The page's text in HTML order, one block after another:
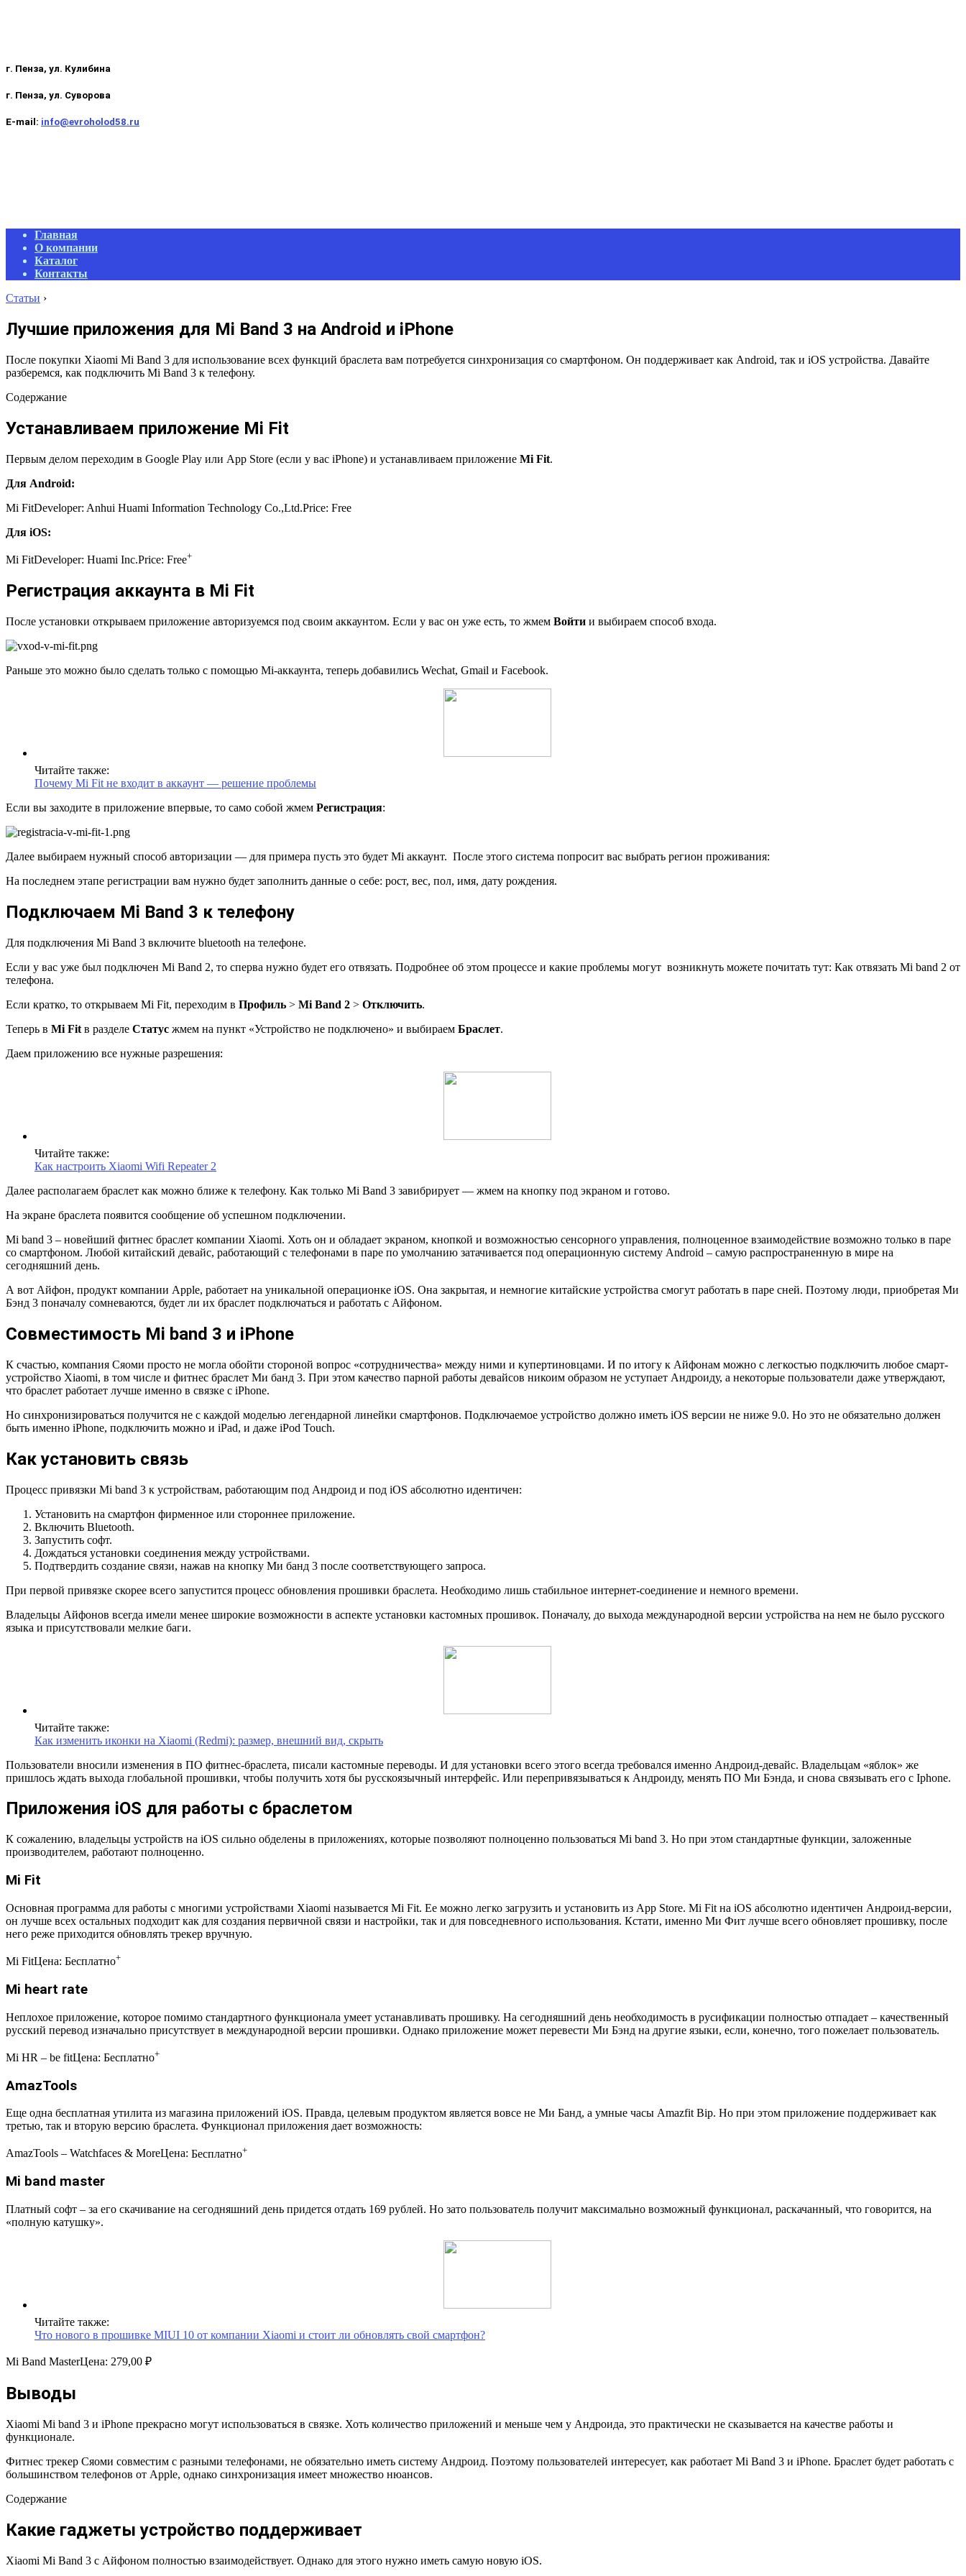
г. Пенза, ул. Кулибина
г. Пенза, ул. Суворова
E-mail: info@evroholod58.ru
Primary
Navigation
Menu
Главная
О компании
Каталог
Контакты
Статьи ›
Лучшие приложения для Mi Band 3 на Android и iPhone
После покупки Xiaomi Mi Band 3 для использование всех функций браслета вам потребуется синхронизация со смартфоном. Он поддерживает как Android, так и iOS устройства. Давайте
разберемся, как подключить Mi Band 3 к телефону.
Содержание
Устанавливаем приложение Mi Fit
Первым делом переходим в Google Play или App Store (если у вас iPhone) и устанавливаем приложение Mi Fit.
Для Android:
Mi FitDeveloper: Anhui Huami Information Technology Co.,Ltd.Price: Free
Для iOS:
‎Mi FitDeveloper: Huami Inc.Price: Free+
Регистрация аккаунта в Mi Fit
После установки открываем приложение авторизуемся под своим аккаунтом. Если у вас он уже есть, то жмем Войти и выбираем способ входа.
Раньше это можно было сделать только с помощью Mi-аккаунта, теперь добавились Wechat, Gmail и Facebook.
Читайте также:
Почему Mi Fit не входит в аккаунт — решение проблемы
Если вы заходите в приложение впервые, то само собой жмем Регистрация:
Далее выбираем нужный способ авторизации — для примера пусть это будет Mi аккаунт. После этого система попросит вас выбрать регион проживания:
На последнем этапе регистрации вам нужно будет заполнить данные о себе: рост, вес, пол, имя, дату рождения.
Подключаем Mi Band 3 к телефону
Для подключения Mi Band 3 включите bluetooth на телефоне.
Если у вас уже был подключен Mi Band 2, то сперва нужно будет его отвязать. Подробнее об этом процессе и какие проблемы могут возникнуть можете почитать тут: Как отвязать Mi band 2 от
телефона.
Если кратко, то открываем Mi Fit, переходим в Профиль > Mi Band 2 > Отключить.
Теперь в Mi Fit в разделе Статус жмем на пункт «Устройство не подключено» и выбираем Браслет.
Даем приложению все нужные разрешения:
Читайте также:
Как настроить Xiaomi Wifi Repeater 2
Далее располагаем браслет как можно ближе к телефону. Как только Mi Band 3 завибрирует — жмем на кнопку под экраном и готово.
На экране браслета появится сообщение об успешном подключении.
Mi band 3 – новейший фитнес браслет компании Xiaomi. Хоть он и обладает экраном, кнопкой и возможностью сенсорного управления, полноценное взаимодействие возможно только в паре
со смартфоном. Любой китайский девайс, работающий с телефонами в паре по умолчанию затачивается под операционную систему Android – самую распространенную в мире на
сегодняшний день.
А вот Айфон, продукт компании Apple, работает на уникальной операционке iOS. Она закрытая, и немногие китайские устройства смогут работать в паре сней. Поэтому люди, приобретая Ми
Бэнд 3 поначалу сомневаются, будет ли их браслет подключаться и работать с Айфоном.
Совместимость Mi band 3 и iPhone
К счастью, компания Сяоми просто не могла обойти стороной вопрос «сотрудничества» между ними и купертиновцами. И по итогу к Айфонам можно с легкостью подключить любое смарт-
устройство Xiaomi, в том числе и фитнес браслет Ми банд 3. При этом качество парной работы девайсов никоим образом не уступает Андроиду, а некоторые пользователи даже утверждают,
что браслет работает лучше именно в связке с iPhone.
Но синхронизироваться получится не с каждой моделью легендарной линейки смартфонов. Подключаемое устройство должно иметь iOS версии не ниже 9.0. Но это не обязательно должен
быть именно iPhone, подключить можно и iPad, и даже iPod Touch.
Как установить связь
Процесс привязки Mi band 3 к устройствам, работающим под Андроид и под iOS абсолютно идентичен:
Установить на смартфон фирменное или стороннее приложение.
Включить Bluetooth.
Запустить софт.
Дождаться установки соединения между устройствами.
Подтвердить создание связи, нажав на кнопку Ми банд 3 после соответствующего запроса.
При первой привязке скорее всего запустится процесс обновления прошивки браслета. Необходимо лишь стабильное интернет-соединение и немного времени.
Владельцы Айфонов всегда имели менее широкие возможности в аспекте установки кастомных прошивок. Поначалу, до выхода международной версии устройства на нем не было русского
языка и присутствовали мелкие баги.
Читайте также:
Как изменить иконки на Xiaomi (Redmi): размер, внешний вид, скрыть
Пользователи вносили изменения в ПО фитнес-браслета, писали кастомные переводы. И для установки всего этого всегда требовался именно Андроид-девайс. Владельцам «яблок» же
пришлось ждать выхода глобальной прошивки, чтобы получить хотя бы русскоязычный интерфейс. Или перепривязываться к Андроиду, менять ПО Ми Бэнда, и снова связывать его с Iphone.
Приложения iOS для работы с браслетом
К сожалению, владельцы устройств на iOS сильно обделены в приложениях, которые позволяют полноценно пользоваться Mi band 3. Но при этом стандартные функции, заложенные
производителем, работают полноценно.
Mi Fit
Основная программа для работы с многими устройствами Xiaomi называется Mi Fit. Ее можно легко загрузить и установить из App Store. Mi Fit на iOS абсолютно идентичен Андроид-версии,
он лучше всех остальных подходит как для создания первичной связи и настройки, так и для повседневного использования. Кстати, именно Ми Фит лучше всего обновляет прошивку, после
него реже приходится обновлять трекер вручную.
‎Mi FitЦена: Бесплатно+
Mi heart rate
Неплохое приложение, которое помимо стандартного функционала умеет устанавливать прошивку. На сегодняшний день необходимость в русификации полностью отпадает – качественный
русский перевод изначально присутствует в международной версии прошивки. Однако приложение может перевести Ми Бэнд на другие языки, если, конечно, того пожелает пользователь.
‎Mi HR – be fitЦена: Бесплатно+
AmazTools
Еще одна бесплатная утилита из магазина приложений iOS. Правда, целевым продуктом является вовсе не Ми Банд, а умные часы Amazfit Bip. Но при этом приложение поддерживает как
третью, так и вторую версию браслета. Функционал приложения дает возможность:
‎AmazTools – Watchfaces & MoreЦена: Бесплатно+
Mi band master
Платный софт – за его скачивание на сегодняшний день придется отдать 169 рублей. Но зато пользователь получит максимально возможный функционал, раскачанный, что говорится, на
«полную катушку».
Читайте также:
Что нового в прошивке MIUI 10 от компании Xiaomi и стоит ли обновлять свой смартфон?
‎Mi Band MasterЦена: 279,00 ₽
Выводы
Xiaomi Mi band 3 и iPhone прекрасно могут использоваться в связке. Хоть количество приложений и меньше чем у Андроида, это практически не сказывается на качестве работы и
функционале.
Фитнес трекер Сяоми совместим с разными телефонами, не обязательно иметь систему Андроид. Поэтому пользователей интересует, как работает Mi Band 3 и iPhone. Браслет будет работать с
большинством телефонов от Apple, однако синхронизация имеет множество нюансов.
Содержание
Какие гаджеты устройство поддерживает
Xiaomi Mi Band 3 с Айфоном полностью взаимодействует. Однако для этого нужно иметь самую новую iOS.